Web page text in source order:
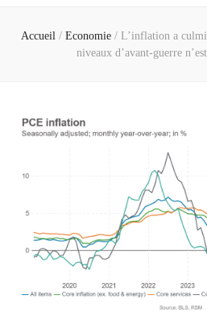
Accueil / Economie / L’inflation a
niveaux d’avant-guerre